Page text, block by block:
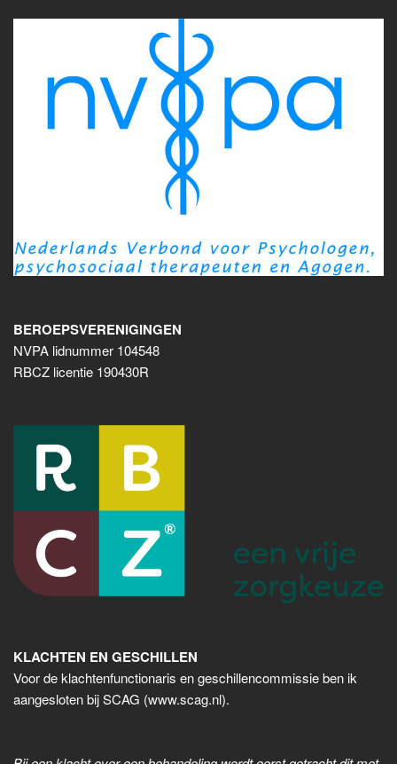
BEROEPSVERENIGINGEN
NVPA lidnummer 104548
RBCZ licentie 190430R
KLACHTEN EN GESCHILLEN
Voor de klachtenfunctionaris en geschillencommissie ben ik
aangesloten bij SCAG (www.scag.nl).